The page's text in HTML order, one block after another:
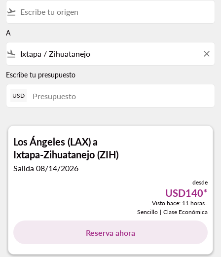
flight_takeoff
A
flight_land close
Escribe tu presupuesto
USD
Los Ángeles (LAX)a
Ixtapa-Zihuatanejo (ZIH)
Salida 08/14/2026
desde
USD140*
Visto hace: 11 horas .
Sencillo | Clase Económica
Reserva ahora